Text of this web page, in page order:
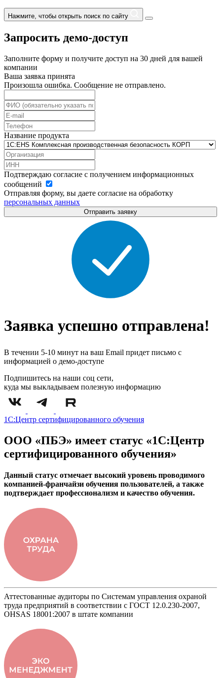
Нажмите, чтобы открыть поиск по сайту
Запросить демо-доступ
Заполните форму и получите доступ на 30 дней для вашей
компании
Ваша заявка принята
Произошла ошибка. Сообщение не отправлено.
Название продукта
Подтверждаю согласие с получением информационных
сообщений
Отправляя форму, вы даете согласие на обработку
персональных данных
Отправить заявку
Заявка успешно отправлена!
В течении 5-10 минут на ваш Email придет письмо с
информацией о демо-доступе
Подпишитесь на наши соц сети,
куда мы выкладываем полезную информацию
1C:Центр сертифицированного обучения
ООО «ПБЭ» имеет статус «1С:Центр
сертифицированного обучения»
Данный статус отмечает высокий уровень проводимого
компанией-франчайзи обучения пользователей, а также
подтверждает профессионализм и качество обучения.
Аттестованные аудиторы по Системам управления охраной
труда предприятий в соответствии с ГОСТ 12.0.230-2007,
OHSAS 18001:2007 в штате компании